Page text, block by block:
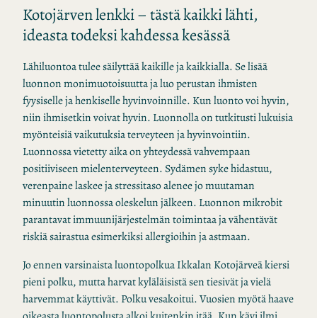
Kotojärven lenkki – tästä kaikki lähti,
ideasta todeksi kahdessa kesässä
Lähiluontoa tulee säilyttää kaikille ja kaikkialla. Se lisää
luonnon monimuotoisuutta ja luo perustan ihmisten
fyysiselle ja henkiselle hyvinvoinnille. Kun luonto voi hyvin,
niin ihmisetkin voivat hyvin. Luonnolla on tutkitusti lukuisia
myönteisiä vaikutuksia terveyteen ja hyvinvointiin.
Luonnossa vietetty aika on yhteydessä vahvempaan
positiiviseen mielenterveyteen. Sydämen syke hidastuu,
verenpaine laskee ja stressitaso alenee jo muutaman
minuutin luonnossa oleskelun jälkeen. Luonnon mikrobit
parantavat immuunijärjestelmän toimintaa ja vähentävät
riskiä sairastua esimerkiksi allergioihin ja astmaan.
Jo ennen varsinaista luontopolkua Ikkalan Kotojärveä kiersi
pieni polku, mutta harvat kyläläisistä sen tiesivät ja vielä
harvemmat käyttivät. Polku vesakoitui. Vuosien myötä haave